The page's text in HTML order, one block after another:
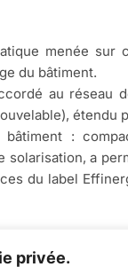
privée.
menée
du bâtiment.
au réseau
étendu
:
solarisation, a
du label